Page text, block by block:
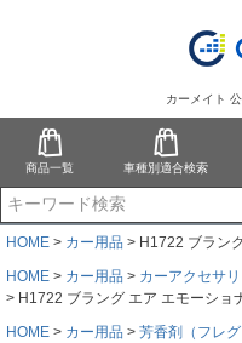
カーメイト
商品一覧 車種別適合検索
HOME カー用品
H1722 ブラン
HOME
カー用品 カーアクセサ
H1722 ブラング エア エモーショ
HOME
カー用品 芳香剤（フレグ